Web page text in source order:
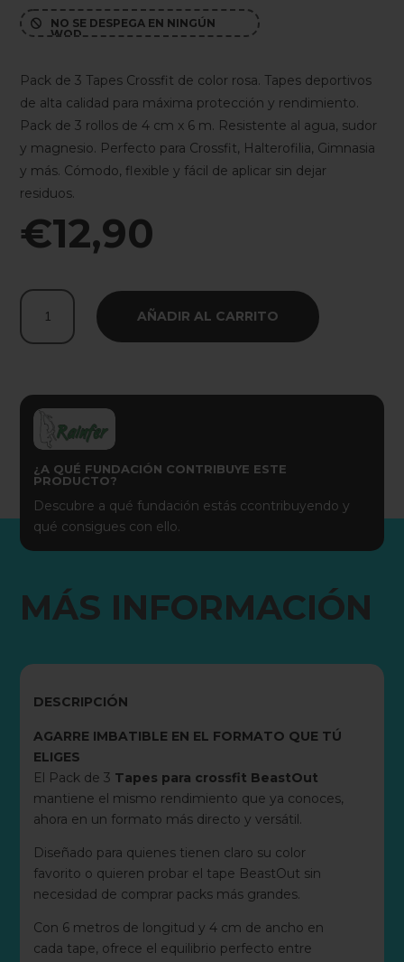

NO SE DESPEGA EN NINGÚN
WOD
Pack de 3 Tapes Crossfit de color rosa. Tapes deportivos
de alta calidad para máxima protección y rendimiento.
Pack de 3 rollos de 4 cm x 6 m. Resistente al agua, sudor
y magnesio. Perfecto para Crossfit, Halterofilia, Gimnasia
y más. Cómodo, flexible y fácil de aplicar sin dejar
residuos.
€12,90
Pack
Tape
(Azul)
cantidad
AÑADIR AL CARRITO
¿A QUÉ FUNDACIÓN CONTRIBUYE ESTE
PRODUCTO?
Descubre a qué fundación estás ccontribuyendo y
qué consigues con ello.
MÁS INFORMACIÓN
DESCRIPCIÓN
AGARRE IMBATIBLE EN EL FORMATO QUE TÚ
ELIGES
El Pack de 3 Tapes para crossfit BeastOut
mantiene el mismo rendimiento que ya conoces,
ahora en un formato más directo y versátil.
Diseñado para quienes tienen claro su color
favorito o quieren probar el tape BeastOut sin
necesidad de comprar packs más grandes.
Con 6 metros de longitud y 4 cm de ancho en
cada tape, ofrece el equilibrio perfecto entre